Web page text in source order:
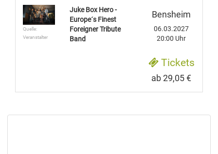
Quelle:
Veranstalter
Juke Box Hero -
Europe´s Finest
Foreigner Tribute
Band
Bensheim
06.03.2027
20:00 Uhr
Tickets
ab 29,05 €